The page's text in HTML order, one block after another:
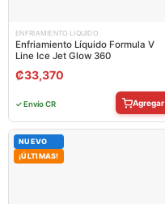
ENFRIAMIENTO LIQUIDO
Enfriamiento Líquido Formula V
Line Ice Jet Glow 360
₡33,370
✓ Envío CR Agregar
NUEVO
¡ÚLTIMAS!